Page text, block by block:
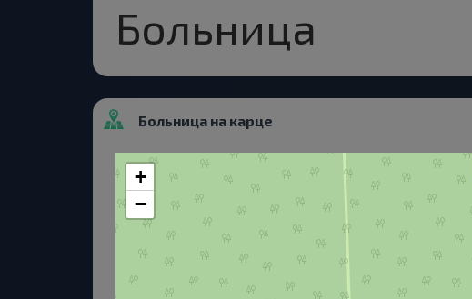
Больница
Больница на карце
+
−